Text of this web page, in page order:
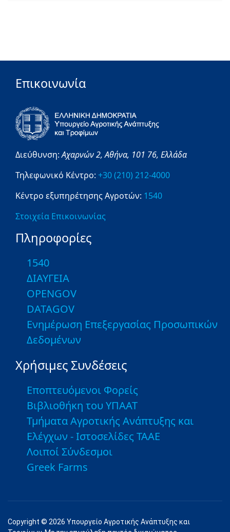
Επικοινωνία
Διεύθυνση:Αχαρνών 2,Αθήνα, 101 76, Ελλάδα
Τηλεφωνικό Κέντρο: +30 (210) 212-4000
Κέντρο εξυπηρέτησης Αγροτών: 1540
Στοιχεία Επικοινωνίας
Πληροφορίες
1540
ΔΙΑΥΓΕΙΑ
OPENGOV
DATAGOV
Ενημέρωση Επεξεργασίας Προσωπικών
Δεδομένων
Χρήσιμες Συνδέσεις
Εποπτευόμενοι Φορείς
Βιβλιοθήκη του ΥΠΑΑΤ
Τμήματα Αγροτικής Ανάπτυξης και
Ελέγχων - Ιστοσελίδες ΤΑΑΕ
Λοιποί Σύνδεσμοι
Greek Farms
Copyright © 2026 Υπουργείο Αγροτικής Ανάπτυξης και